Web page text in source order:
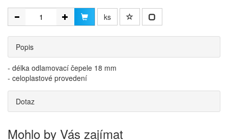
ks
Popis
- délka odlamovací čepele 18 mm
- celoplastové provedení
Dotaz
Mohlo by Vás zajímat